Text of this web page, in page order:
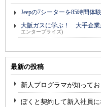
Jeepの7シーターを85時間体験
大阪ガスに学ぶ！ 大手企業
エンタープライズ)
最新の投稿
新人プログラマが知って
ぼくと契約して新入社員に